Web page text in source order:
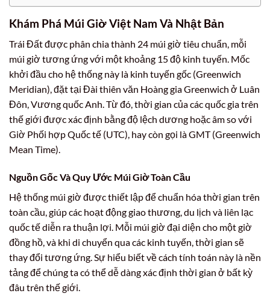
Khám Phá Múi Giờ Việt Nam Và Nhật Bản
Trái Đất được phân chia thành 24 múi giờ tiêu chuẩn, mỗi
múi giờ tương ứng với một khoảng 15 độ kinh tuyến. Mốc
khởi đầu cho hệ thống này là kinh tuyến gốc (Greenwich
Meridian), đặt tại Đài thiên văn Hoàng gia Greenwich ở Luân
Đôn, Vương quốc Anh. Từ đó, thời gian của các quốc gia trên
thế giới được xác định bằng độ lệch dương hoặc âm so với
Giờ Phối hợp Quốc tế (UTC), hay còn gọi là GMT (Greenwich
Mean Time).
Nguồn Gốc Và Quy Ước Múi Giờ Toàn Cầu
Hệ thống múi giờ được thiết lập để chuẩn hóa thời gian trên
toàn cầu, giúp các hoạt động giao thương, du lịch và liên lạc
quốc tế diễn ra thuận lợi. Mỗi múi giờ đại diện cho một giờ
đồng hồ, và khi di chuyển qua các kinh tuyến, thời gian sẽ
thay đổi tương ứng. Sự hiểu biết về cách tính toán này là nền
tảng để chúng ta có thể dễ dàng xác định thời gian ở bất kỳ
đâu trên thế giới.